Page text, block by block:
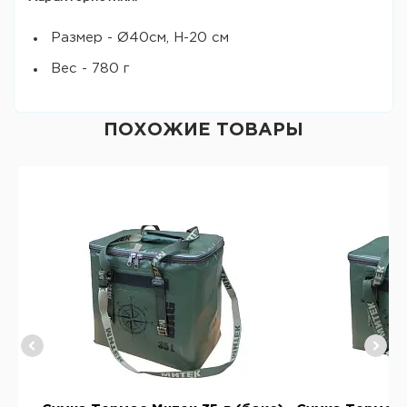
Размер - Ø40см, Н-20 см
Вес - 780 г
ПОХОЖИЕ ТОВАРЫ